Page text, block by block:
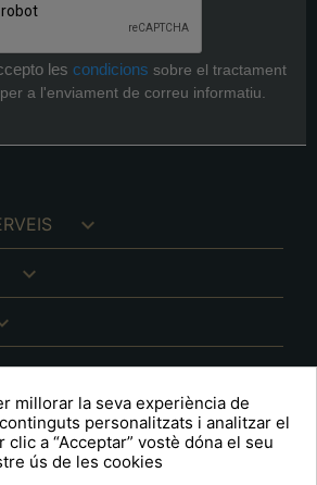
les condicions sobre el tractament
a l'enviament de correu informatiu.


millorar la seva experiència de
personalitzats i analitzar el
a “Acceptar” vostè dóna el seu
ús de les cookies